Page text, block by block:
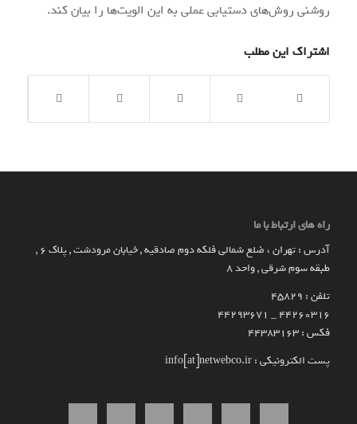
روشنی روش‌های دستیابی عملی به این الویت‌ها را بیان کند.
اشتراک این مطلب
راه های ارتباط با ما
آدرس : تهران ، ضلع شمالی فلکه دوم صادقیه , خیابان مرودشت , پلاک ۶ ,
طبقه سوم شرقی , واحد ۸
تلفن : 45829
۴۴۲۶۰۳۱۶ _ 44293671
فکس : 44383163
پست الکترونیکی : info[at]netwebco.ir